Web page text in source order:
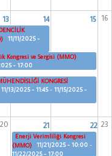
13 14 15 16
11/11/2025 -
Kongresi ve Sergisi (MMO)
- 17:00
KONGRESİ
11/13/2025 - 11:45-11/15/2025 -
20 21 22 23
Enerji Verimliliği Kongresi
(MMO)
11/21/2025 - 10:00 -
11/22/2025 - 17:00